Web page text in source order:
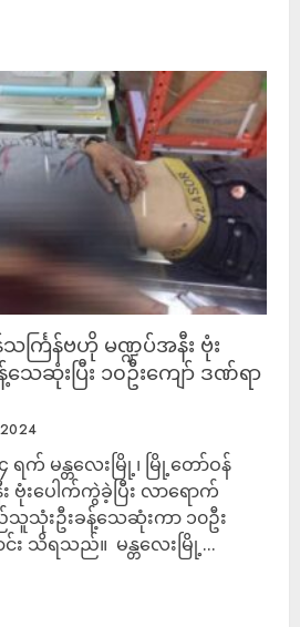
င်္ကြန်ဗဟို မဏ္ဍပ်အနီး ဗုံး
ေဆုံးပြီး ၁၀ဦးကျော် ဒဏ်ရာ
ရက် မန္တလေးမြို့၊ မြို့တော်ဝန်
ဗုံးပေါက်ကွဲခဲ့ပြီး လာရောက်
သုံးဦးခန့်သေဆုံးကာ ၁၀ဦး
င်း သိရသည်။ မန္တလေးမြို့...